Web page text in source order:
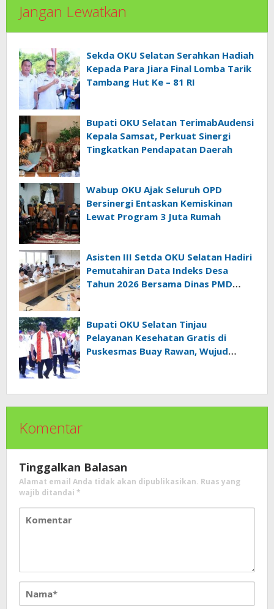
Jangan Lewatkan
Sekda OKU Selatan Serahkan Hadiah
Kepada Para Jiara Final Lomba Tarik
Tambang Hut Ke – 81 RI
Bupati OKU Selatan TerimabAudensi
Kepala Samsat, Perkuat Sinergi
Tingkatkan Pendapatan Daerah
Wabup OKU Ajak Seluruh OPD
Bersinergi Entaskan Kemiskinan
Lewat Program 3 Juta Rumah
Asisten III Setda OKU Selatan Hadiri
Pemutahiran Data Indeks Desa
Tahun 2026 Bersama Dinas PMD
Bupati OKU Selatan Tinjau
Pelayanan Kesehatan Gratis di
Puskesmas Buay Rawan, Wujud
Komentar
Tinggalkan Balasan
Alamat email Anda tidak akan dipublikasikan. Ruas yang
wajib ditandai *